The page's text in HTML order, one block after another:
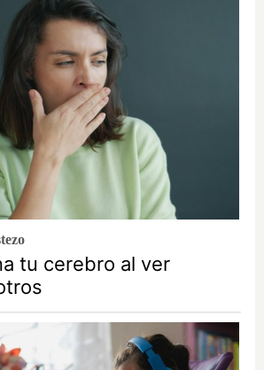
tu cerebro al ver